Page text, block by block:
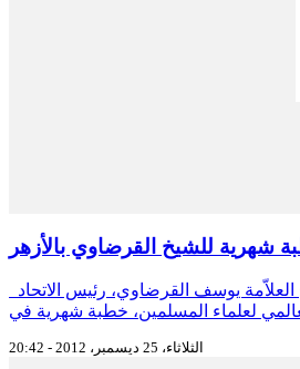
شهرية للشيخ القرضاوي بالأزهر
الثلاثاء، 25 ديسمبر، 2012 - 20:42